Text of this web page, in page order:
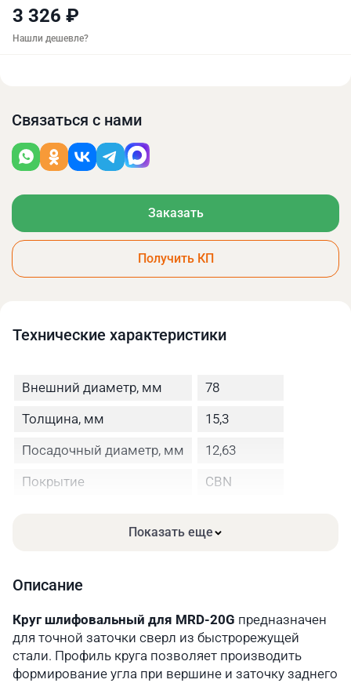
3 326 ₽
Нашли дешевле?
Связаться с нами
Заказать
Получить КП
Технические xарактеристики
Внешний диаметр, мм
78
Толщина, мм
15,3
Посадочный диаметр, мм
12,63
Покрытие
CBN
Показать еще
Описание
Круг шлифовальный для MRD-20G предназначен
для точной заточки сверл из быстрорежущей
стали. Профиль круга позволяет производить
формирование угла при вершине и заточку заднего